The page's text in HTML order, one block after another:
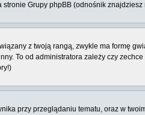
Grupy phpBB (odnośnik znajdziesz
z twoją rangą, zwykle ma formę
To od administratora zależy czy
przy przeglądaniu tematu, oraz w